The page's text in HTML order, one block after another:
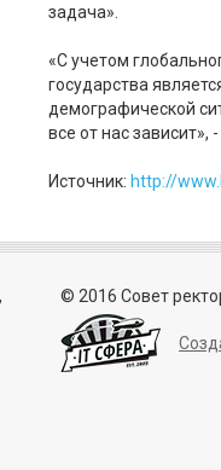
задача».
«С учетом
государства
демографической
все от нас зависит»,
Источник: http://
© 2016 Совет